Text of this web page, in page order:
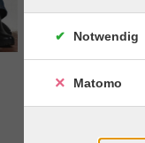
Notwendig
Matomo